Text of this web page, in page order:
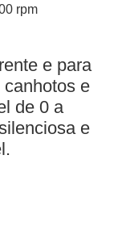
rpm
e para
e
de 0 a
e